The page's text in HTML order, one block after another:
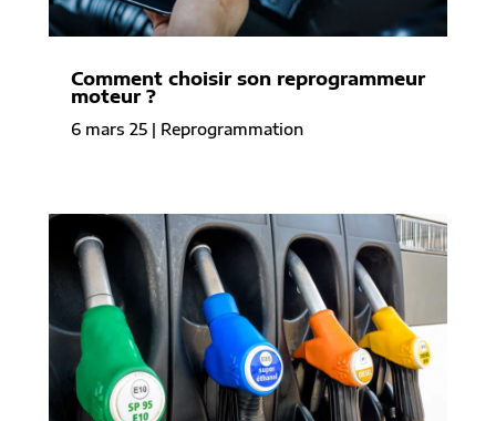
Comment choisir son reprogrammeur
moteur ?
6 mars 25| Reprogrammation